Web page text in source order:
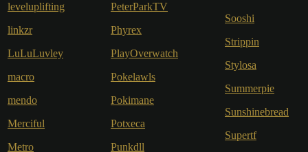
leveluplifting
linkzr
LuLuLuvley
macro
mendo
Merciful
Metro
PeterParkTV
Phyrex
PlayOverwatch
Pokelawls
Pokimane
Potxeca
Punkdll
Sooshi
Strippin
Stylosa
Summerpie
Sunshinebread
Supertf